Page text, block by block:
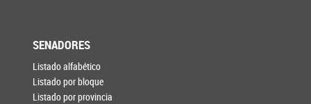
SENADORES
Listado alfabético
Listado por bloque
Listado por provincia